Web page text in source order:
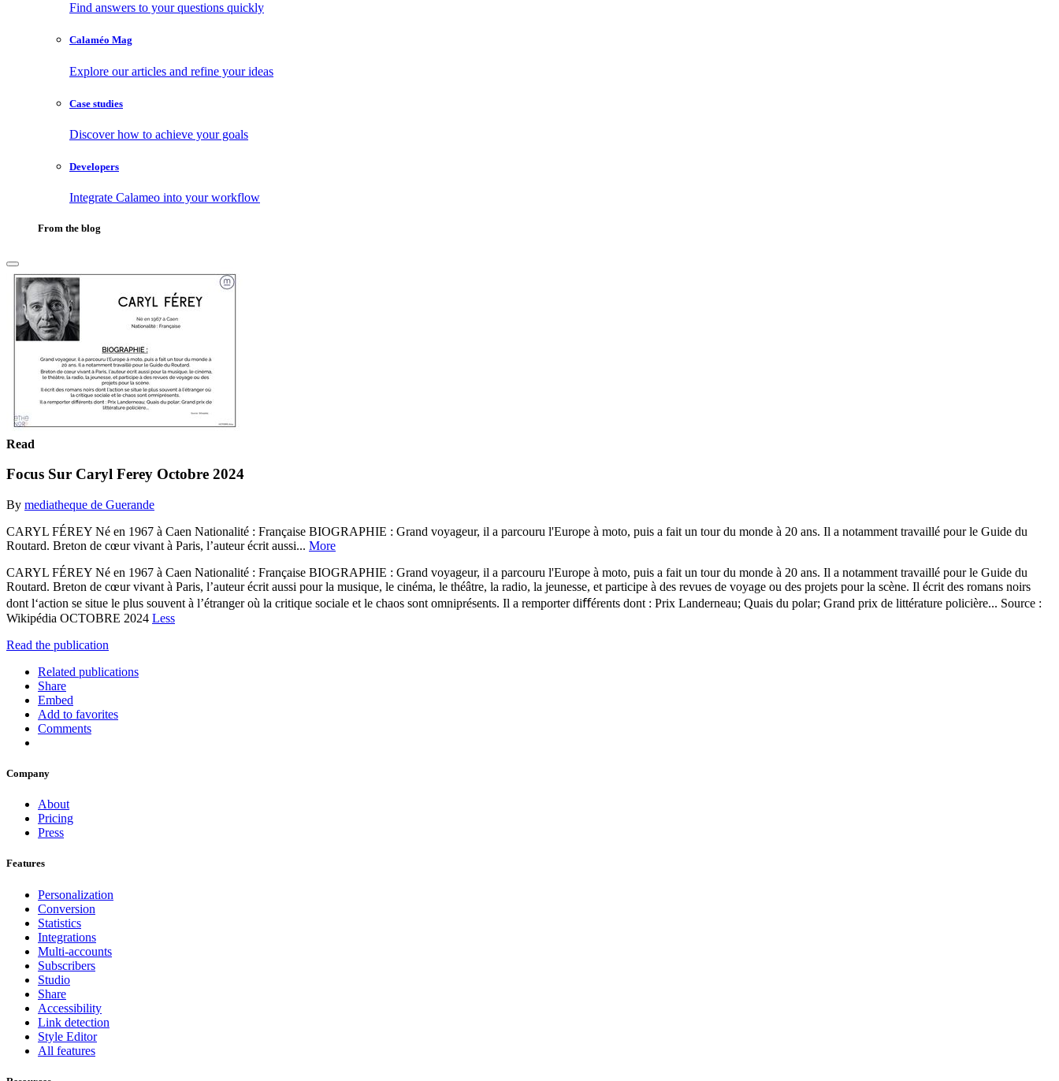
Find answers to your questions quickly
Calaméo Mag
Explore our articles and refine your ideas
Case studies
Discover how to achieve your goals
Developers
Integrate Calameo into your workflow
From the blog
Read
Focus Sur Caryl Ferey Octobre 2024
By mediatheque de Guerande
CARYL FÉREY Né en 1967 à Caen Nationalité : Française BIOGRAPHIE : Grand voyageur, il a parcouru l'Europe à moto, puis a fait un tour du monde à 20 ans. Il a notamment travaillé pour le Guide du
Routard. Breton de cœur vivant à Paris, l’auteur écrit aussi... More
CARYL FÉREY Né en 1967 à Caen Nationalité : Française BIOGRAPHIE : Grand voyageur, il a parcouru l'Europe à moto, puis a fait un tour du monde à 20 ans. Il a notamment travaillé pour le Guide du
Routard. Breton de cœur vivant à Paris, l’auteur écrit aussi pour la musique, le cinéma, le théâtre, la radio, la jeunesse, et participe à des revues de voyage ou des projets pour la scène. Il écrit des romans noirs
dont l‘action se situe le plus souvent à l’étranger où la critique sociale et le chaos sont omniprésents. Il a remporter diﬀérents dont : Prix Landerneau; Quais du polar; Grand prix de littérature policière... Source :
Wikipédia OCTOBRE 2024 Less
Read the publication
Related publications
Share
Embed
Add to favorites
Comments
Company
About
Pricing
Press
Features
Personalization
Conversion
Statistics
Integrations
Multi-accounts
Subscribers
Studio
Share
Accessibility
Link detection
Style Editor
All features